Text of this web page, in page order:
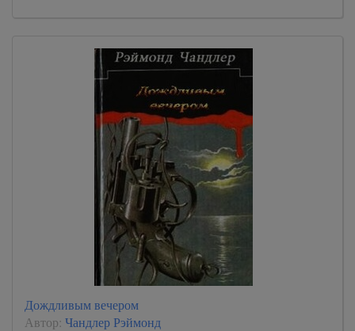
Дождливым вечером
Автор: Чандлер Рэймонд